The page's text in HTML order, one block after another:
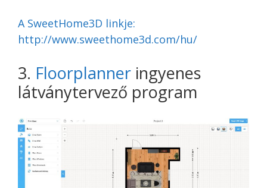
A SweetHome3D linkje:
http://www.sweethome3d.com/hu/
3. Floorplanner ingyenes
látványtervező program